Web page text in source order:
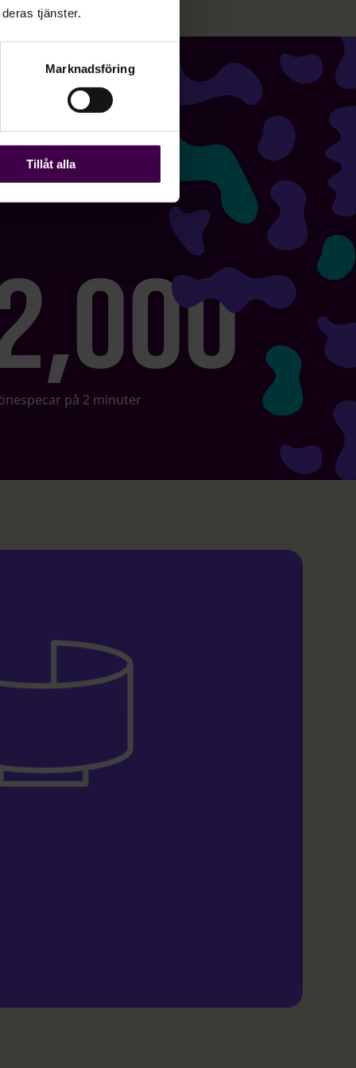
tjänster.
Marknadsföring
Tillåt alla
på 2 minuter